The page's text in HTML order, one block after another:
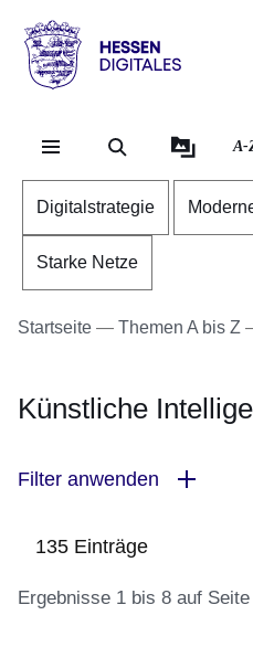
Hessen
Digitales
A-
Digitalstrategie
Starke Netze
Startseite Themen A bis Z
Künstliche
Filter anwenden
135 Einträge
Ergebnisse 1 bis 8 auf